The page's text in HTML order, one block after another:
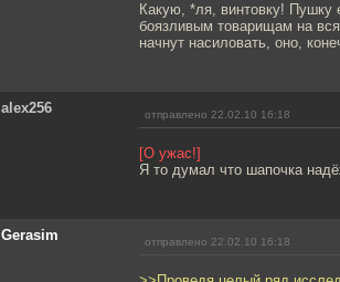
Какую, *ля, винтовку! Пушку
боязливым товарищам на
начнут насиловать, оно,
alex256 отправлено 22.02.10 16:18
[О ужас!]
Я то думал что шапочка
Gerasim отправлено 22.02.10 16:18